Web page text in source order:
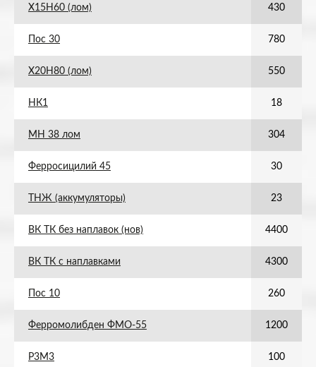
Х15Н60 (лом) 430
Пос 30 780
Х20Н80 (лом) 550
НК1 18
МН 38 лом 304
Ферросицилий 45 30
ТНЖ (аккумуляторы) 23
ВК ТК без наплавок (нов) 4400
ВК ТК с наплавками 4300
Пос 10 260
Ферромолибден ФМО-55 1200
Р3М3 100